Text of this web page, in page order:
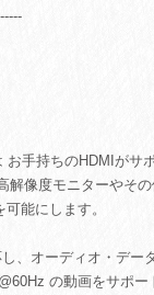
手持ちのHDMIがサ
解像度モニターやそ
能にします。
、オーディオ・デー
の動画をサポー